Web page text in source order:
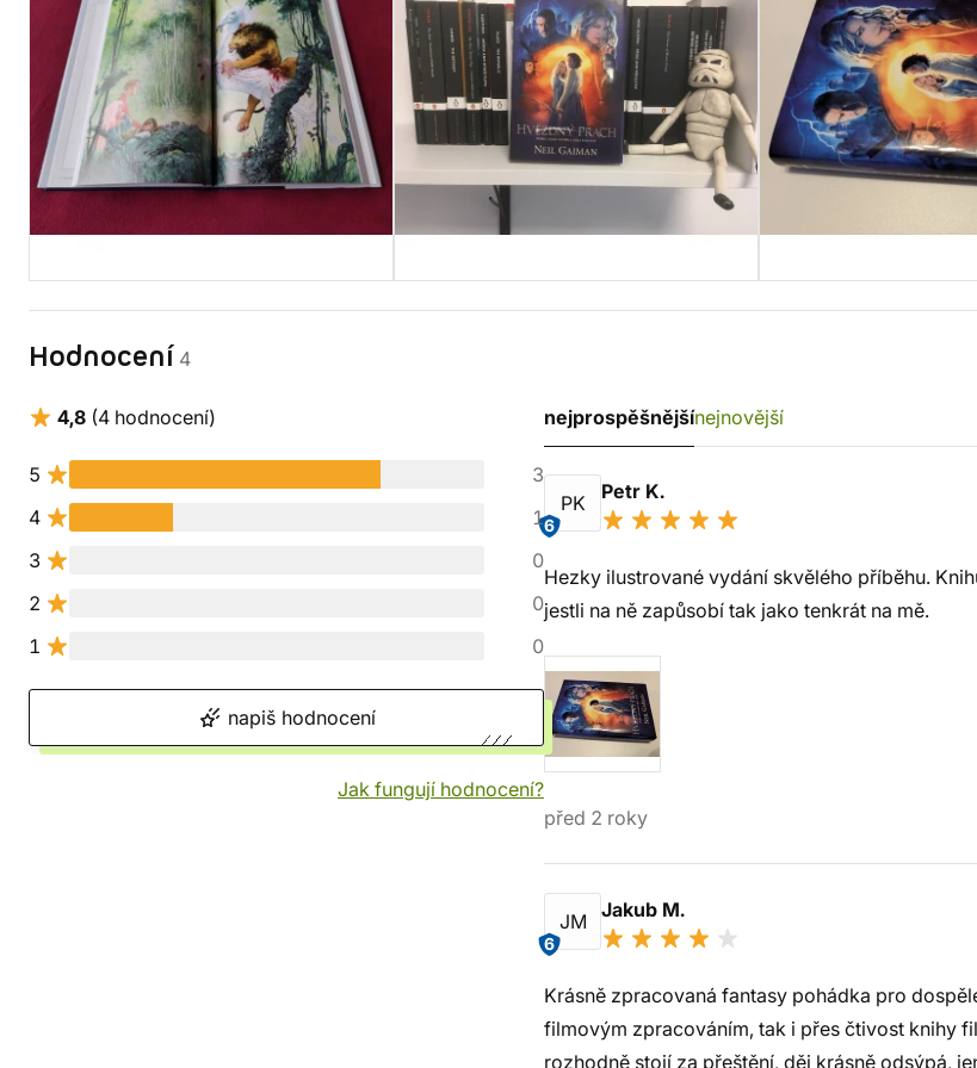
Hodnocení 4
4,8 (4 hodnocení)
5
3
4
1
3
0
2
0
1
0
napiš hodnocení
Jak fungují hodnocení?
nejprospěšnějšínejnovější
PK
6
Petr K.
Hezky ilustrované vydání skvělého příběhu.
jestli na ně zapůsobí tak jako tenkrát na mě.
před 2 roky
JM
6
Jakub M.
Krásně zpracovaná fantasy pohádka pro
filmovým zpracováním, tak i přes čtivost knihy
rozhodně stojí za přeštění, děj krásně odsýpá,